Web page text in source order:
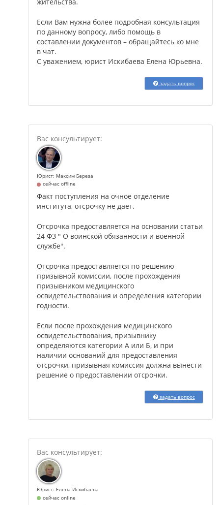
Если Вам нужна более подробная консультация
по данному вопросу, либо помощь в
составлении документов – обращайтесь ко мне
в чат.
С уважением, юрист Искибаева Елена Юрьевна.
задать вопрос
Юрист: Максим Береза
сейчас offline
Факт поступления на очное отделение
института, отсрочку не дает.
Отсрочка предоставляется на основании статьи
24 ФЗ " О воинской обязанности и военной
службе".
Отсрочка предоставляется по решению
призывной комиссии, после прохождения
призывником медицинского
освидетельствования и определения категории
годности.
Если после прохождения медицинского
освидетельствования, призывнику
определяются категории А или Б, и при
наличии оснований для предоставления
отсрочки, призывная комиссия должна вынести
решение о предоставлении отсрочки.
задать вопрос
Юрист: Елена Искибаева
сейчас online